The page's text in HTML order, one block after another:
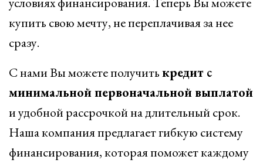
купить свою мечту, не переплачивая за нее
сразу.
С нами Вы можете получитькредит с
минимальной первоначальной выплатой
и удобной рассрочкой на длительный срок.
Наша компания предлагает гибкую систему
финансирования, которая поможет каждому